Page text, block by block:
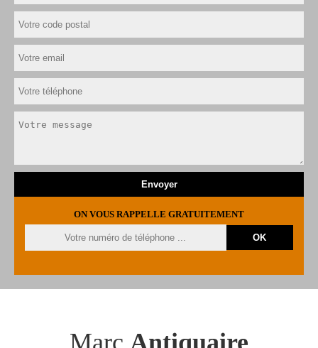
ON VOUS RAPPELLE GRATUITEMENT
Marc Antiquaire